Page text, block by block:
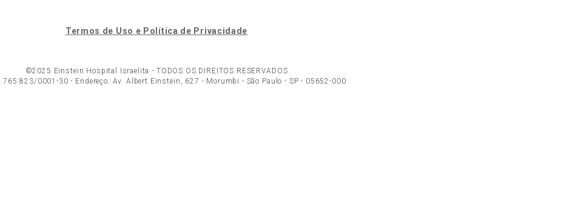
Termos de Uso e Política de Privacidade
©2025 Einstein Hospital Israelita - TODOS OS DIREITOS RESERVADOS
0001-30 - Endereço: Av. Albert Einstein, 627 - Morumbi - São Paulo - SP - 05652-000